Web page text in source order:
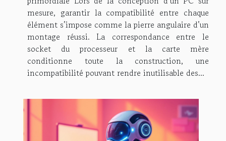
mesure, garantir la compatibilité entre chaque
élément s’impose comme la pierre angulaire d’un
montage réussi. La correspondance entre le
socket du processeur et la carte mère
conditionne toute la construction, une
incompatibilité pouvant rendre inutilisable des...